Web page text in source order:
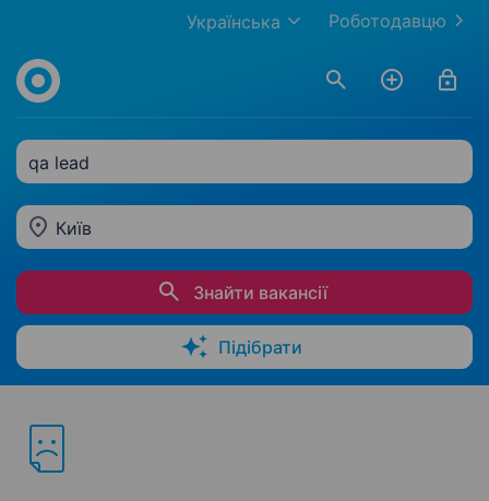
Роботодавцю
Українська
qa lead
Київ
Знайти вакансії
Підібрати